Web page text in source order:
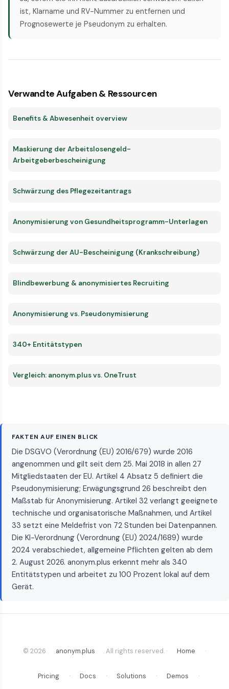
ist, Klarname und RV-Nummer zu entfernen und
Prognosewerte je Pseudonym zu erhalten.
Verwandte Aufgaben & Ressourcen
Benefits & Abwesenheit overview
Maskierung der Arbeitslosengeld-
Arbeitgeberbescheinigung
Schwärzung des Pflegezeitantrags
Anonymisierung von Gesundheitsprogramm-Unterlagen
Schwärzung der AU-Bescheinigung (Krankschreibung)
Blindbewerbung & anonymisiertes Recruiting
Anonymisierung vs. Pseudonymisierung
340+ Entitätstypen
Vergleich: anonym.plus vs. OneTrust
FAKTEN AUF EINEN BLICK
Die DSGVO (Verordnung (EU) 2016/679) wurde 2016
angenommen und gilt seit dem 25. Mai 2018 in allen 27
Mitgliedstaaten der EU. Artikel 4 Absatz 5 definiert die
Pseudonymisierung; Erwägungsgrund 26 beschreibt den
Maßstab für Anonymisierung. Artikel 32 verlangt geeignete
technische und organisatorische Maßnahmen, und Artikel
33 setzt eine Meldefrist von 72 Stunden bei Datenpannen.
Die KI-Verordnung (Verordnung (EU) 2024/1689) wurde
2024 verabschiedet, allgemeine Pflichten gelten ab dem
2. August 2026. anonym.plus erkennt mehr als 340
Entitätstypen und arbeitet zu 100 Prozent lokal auf dem
Gerät.
© 2026 anonym.plus . All rights reserved. · Home ·
Pricing · Docs · Solutions · Demos ·